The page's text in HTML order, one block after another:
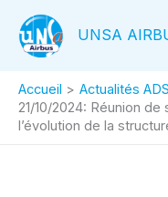
contenu
UNSA
Accueil
Actualités ADS
21/10/2024: Réunion
l’évolution de la